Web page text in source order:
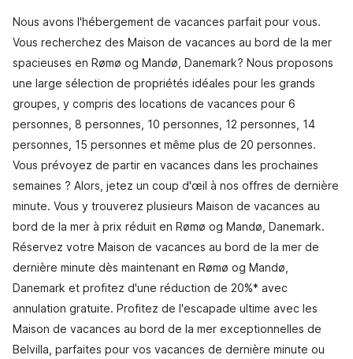
Nous avons l'hébergement de vacances parfait pour vous.
Vous recherchez des Maison de vacances au bord de la mer
spacieuses en Rømø og Mandø, Danemark? Nous proposons
une large sélection de propriétés idéales pour les grands
groupes, y compris des locations de vacances pour 6
personnes, 8 personnes, 10 personnes, 12 personnes, 14
personnes, 15 personnes et même plus de 20 personnes.
Vous prévoyez de partir en vacances dans les prochaines
semaines ? Alors, jetez un coup d'œil à nos offres de dernière
minute. Vous y trouverez plusieurs Maison de vacances au
bord de la mer à prix réduit en Rømø og Mandø, Danemark.
Réservez votre Maison de vacances au bord de la mer de
dernière minute dès maintenant en Rømø og Mandø,
Danemark et profitez d'une réduction de 20%* avec
annulation gratuite. Profitez de l'escapade ultime avec les
Maison de vacances au bord de la mer exceptionnelles de
Belvilla, parfaites pour vos vacances de dernière minute ou